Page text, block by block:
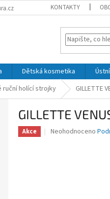
KONTAKTY
Dětská kosmetika
ruční holící strojky GILLETTE
GILLETTE
Akce
Průměrné
Neohodnoceno